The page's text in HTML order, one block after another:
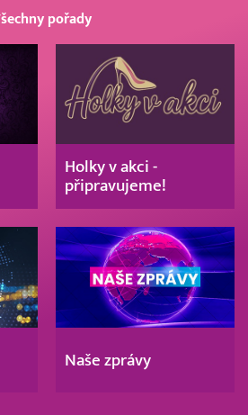
pořady
Holky v akci -
připravujeme!
Naše zprávy